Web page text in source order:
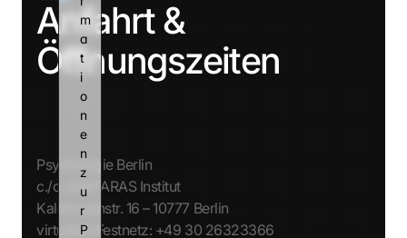
Anfahrt &
Öffnungszeiten
Psychologie Berlin
c./o. AVATARAS Institut
Kalckreuthstr. 16 – 10777 Berlin
virtuelles Festnetz: +49 30 26323366
m
a
t
i
o
n
e
n
z
u
r
P